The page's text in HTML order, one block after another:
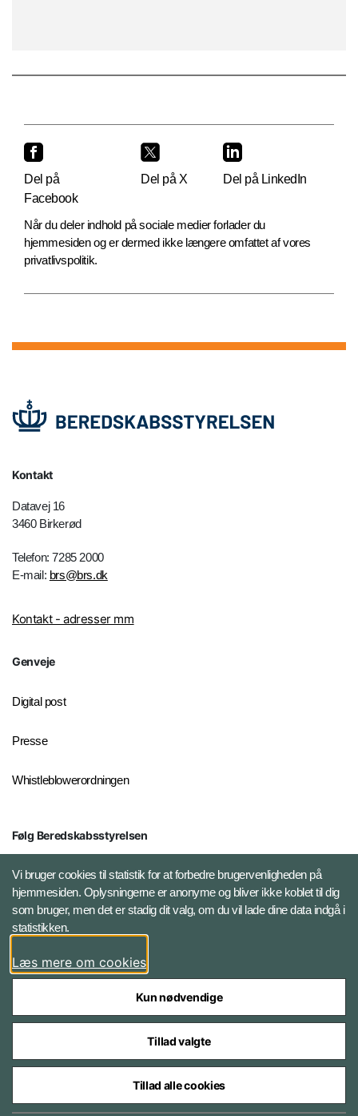
Del på
Facebook
Del på X Del på LinkedIn
Når du deler indhold på sociale medier forlader du
hjemmesiden og er dermed ikke længere omfattet af vores
privatlivspolitik.
Kontakt
Datavej 16
3460 Birkerød
Telefon: 7285 2000
E-mail: brs@brs.dk
Kontakt - adresser mm
Genveje
Digital post
Presse
Whistleblowerordningen
Følg Beredskabsstyrelsen
X BRSdk
LinkedIn BRS-profil
Vi bruger cookies til statistik for at forbedre brugervenligheden på
hjemmesiden. Oplysningerne er anonyme og bliver ikke koblet til dig
som bruger, men det er stadig dit valg, om du vil lade dine data indgå i
statistikken.
Læs mere om cookies
Kun nødvendige
Tillad valgte
Tillad alle cookies